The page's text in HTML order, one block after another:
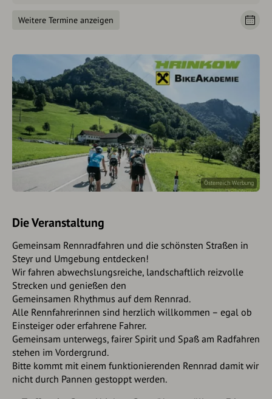
Weitere Termine anzeigen
Österreich Werbung
Die Veranstaltung
Gemeinsam Rennradfahren und die schönsten Straßen in
Steyr und Umgebung entdecken!
Wir fahren abwechslungsreiche, landschaftlich reizvolle
Strecken und genießen den
Gemeinsamen Rhythmus auf dem Rennrad.
Alle Rennfahrerinnen sind herzlich willkommen – egal ob
Einsteiger oder erfahrene Fahrer.
Gemeinsam unterwegs, fairer Spirit und Spaß am Radfahren
stehen im Vordergrund.
Bitte kommt mit einem funktionierenden Rennrad damit wir
nicht durch Pannen gestoppt werden.